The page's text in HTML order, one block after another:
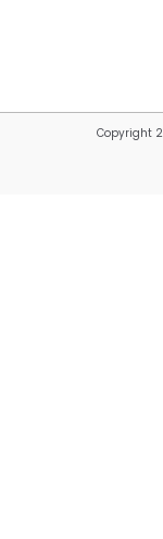
Copyright